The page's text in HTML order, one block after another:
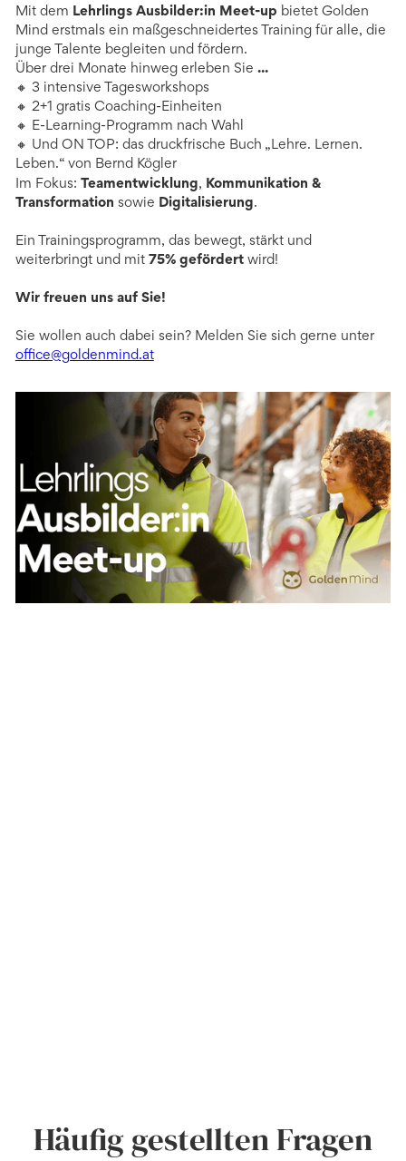
Mit dem Lehrlings Ausbilder:in Meet-up bietet Golden
Mind erstmals ein maßgeschneidertes Training für alle, die
junge Talente begleiten und fördern.
Über drei Monate hinweg erleben Sie ...
🔸 3 intensive Tagesworkshops
🔸 2+1 gratis Coaching-Einheiten
🔸 E-Learning-Programm nach Wahl
🔸 Und ON TOP: das druckfrische Buch „Lehre. Lernen.
Leben.“ von Bernd Kögler
Im Fokus: Teamentwicklung, Kommunikation &
Transformation sowie Digitalisierung.
Ein Trainingsprogramm, das bewegt, stärkt und
weiterbringt und mit 75% gefördertwird!
Wir freuen uns auf Sie!
Sie wollen auch dabei sein? Melden Sie sich gerne unter
office@goldenmind.at
Häufig gestellten Fragen